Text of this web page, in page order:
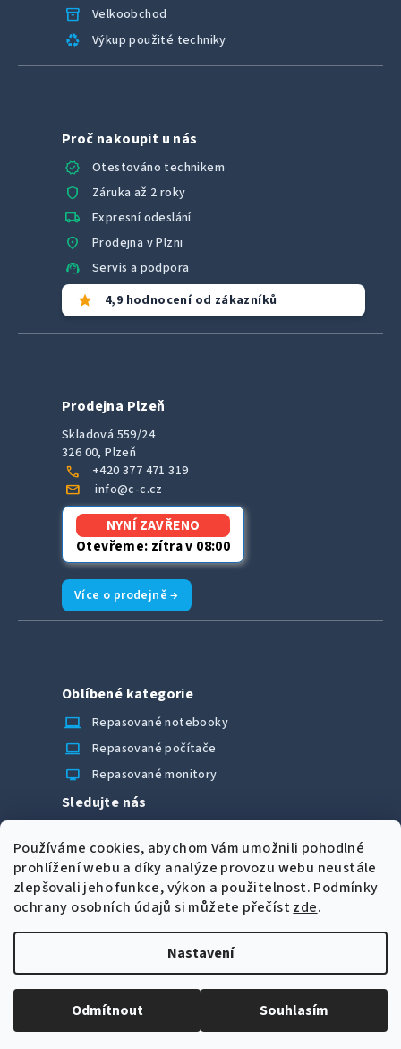
Používáme cookies, abychom Vám umožnili pohodlné
prohlížení webu a díky analýze provozu webu neustále
zlepšovali jeho funkce, výkon a použitelnost. Podmínky
ochrany osobních údajů si můžete přečíst zde.
Nastavení
Odmítnout Souhlasím
inventory_2 Velkoobchod
recycling Výkup použité techniky
Proč nakoupit u nás
verified
Otestováno technikem
shield Záruka až 2 roky
local_shipping Expresní odeslání
location_on Prodejna v Plzni
support_agent Servis a podpora
star 4,9 hodnocení od zákazníků
Prodejna Plzeň
Skladová 559/24
326 00, Plzeň
call +420 377 471 319
mail info@c-c.cz
NYNÍ ZAVŘENO
Otevřeme: zítra v 08:00
Více o prodejně →
Oblíbené kategorie
laptop_chromebook
Repasované notebooky
computer Repasované počítače
monitor Repasované monitory
Sledujte nás
Možnosti úhrady
Upravit nastavení cookies
Vytvořil Shoptet